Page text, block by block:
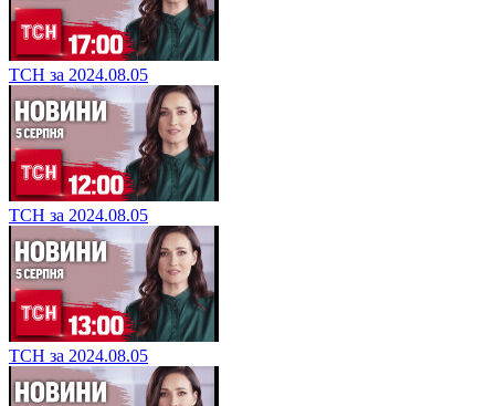
ТСН за 2024.08.05
ТСН за 2024.08.05
ТСН за 2024.08.05